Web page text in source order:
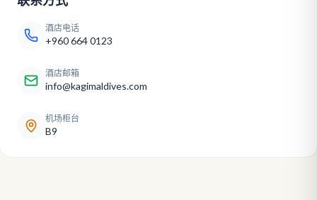
酒店电话
+960 664 0123
酒店邮箱
info@kagimaldives.com
机场柜台
B9